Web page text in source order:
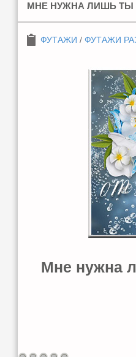
МНЕ НУЖНА ЛИШЬ ТЫ
ФУТАЖИ / ФУТАЖИ
Мне нужна